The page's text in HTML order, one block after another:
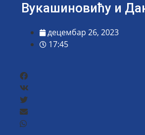
Вукашиновићу и
децембар 26, 2023
17:45